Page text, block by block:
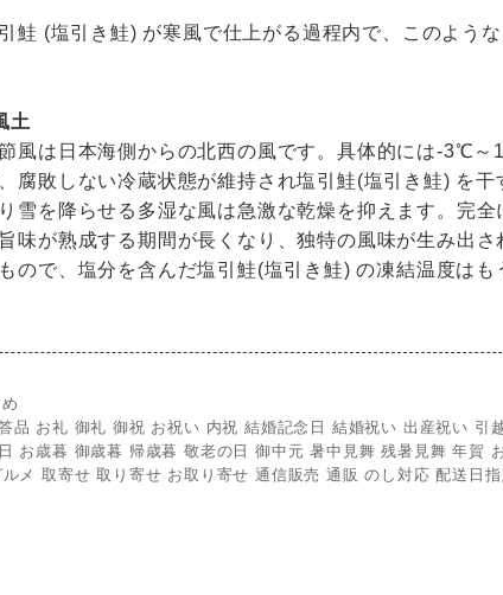
鮭 (塩引き鮭) が寒風で仕上がる過程内で、このよう
土
風は日本海側からの北西の風です。具体的には-3℃
腐敗しない冷蔵状態が維持され塩引鮭(塩引き鮭) を
雪を降らせる多湿な風は急激な乾燥を抑えます。完
味が熟成する期間が長くなり、独特の風味が生み出
ので、塩分を含んだ塩引鮭(塩引き鮭) の凍結温度はも
品 お礼 御礼 御祝 お祝い 内祝 結婚記念日 結婚祝い 出産祝い 引
お歳暮 御歳暮 帰歳暮 敬老の日 御中元 暑中見舞 残暑見舞 年賀
メ 取寄せ 取り寄せ お取り寄せ 通信販売 通販 のし対応 配送日